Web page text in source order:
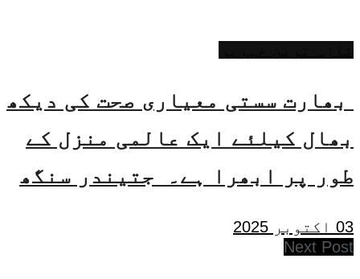
بھارت سستی معیاری صحت کی دیکھ
بھال کیلئے ایک عالمی منزل کے
طور پر ابھرا ہے۔ جتیندر سنگھ
03 اکتوبر 2025
Next Post